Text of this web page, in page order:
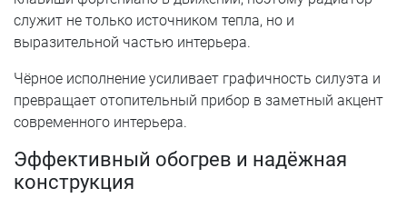
служит не только источником тепла, но и
выразительной частью интерьера.
Чёрное исполнение усиливает графичность силуэта и
превращает отопительный прибор в заметный акцент
современного интерьера.
Эффективный обогрев и надёжная
конструкция